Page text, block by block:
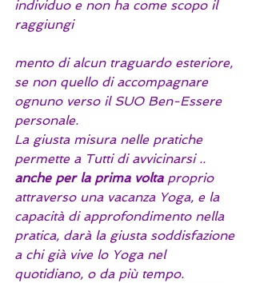
individuo e non ha come scopo il
raggiungi
mento di alcun traguardo esteriore,
se non quello di accompagnare
ognuno verso il SUO Ben-Essere
personale.
La giusta misura nelle pratiche
permette a Tutti di avvicinarsi ..
anche per la prima volta proprio
attraverso una vacanza Yoga, e la
capacità di approfondimento nella
pratica, darà la giusta soddisfazione
a chi già vive lo Yoga nel
quotidiano, o da più tempo.